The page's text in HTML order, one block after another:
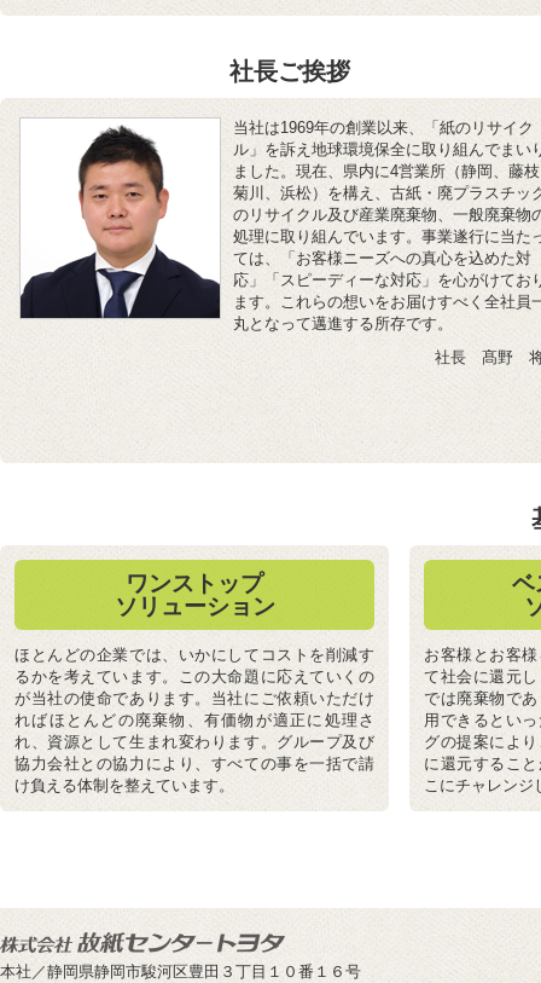
社長ご挨拶
当社は1969年の創業以来、「紙のリサイク
ル」を訴え地球環境保全に取り組んでまい
ました。現在、県内に4営業所（静岡、藤
菊川、浜松）を構え、古紙・廃プラスチッ
のリサイクル及び産業廃棄物、一般廃棄物
処理に取り組んでいます。事業遂行に当た
ては、「お客様ニーズへの真心を込めた対
応」「スピーディーな対応」を心がけてお
ます。これらの想いをお届けすべく全社員
丸となって邁進する所存です。
社長 髙野
ワンストップ
ソリューション
ほとんどの企業では、いかにしてコストを削減す
るかを考えています。この大命題に応えていくの
が当社の使命であります。当社にご依頼いただけ
ればほとんどの廃棄物、有価物が適正に処理さ
れ、資源として生まれ変わります。グループ及び
協力会社との協力により、すべての事を一括で請
け負える体制を整えています。
ベ
お客様とお客
て社会に還元
では廃棄物で
用できるとい
グの提案によ
に還元するこ
こにチャレンジ
本社／静岡県静岡市駿河区豊田３丁目１０番１６号